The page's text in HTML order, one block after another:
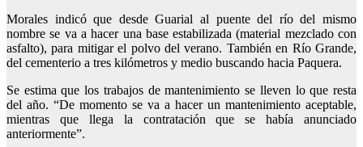
Morales indicó que desde Guarial al puente del río del mismo
nombre se va a hacer una base estabilizada (material mezclado con
asfalto), para mitigar el polvo del verano. También en Río Grande,
del cementerio a tres kilómetros y medio buscando hacia Paquera.
Se estima que los trabajos de mantenimiento se lleven lo que resta
del año. “De momento se va a hacer un mantenimiento aceptable,
mientras que llega la contratación que se había anunciado
anteriormente”.